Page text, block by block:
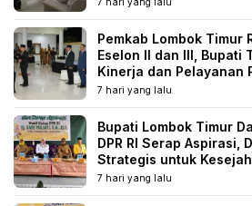
Pemkab Lombok Timur
Eselon II dan III, Bupati
Kinerja dan Pelayanan
7 hari yang lalu
Bupati Lombok Timur
DPR RI Serap Aspirasi,
Strategis untuk
7 hari yang lalu